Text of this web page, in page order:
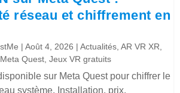
réseau et chiffrement en
|Août 4, 2026 |Actualités,AR VR XR,
Quest,Jeux VR gratuits
sur Meta Quest pour chiffrer le
système. Installation, prix,